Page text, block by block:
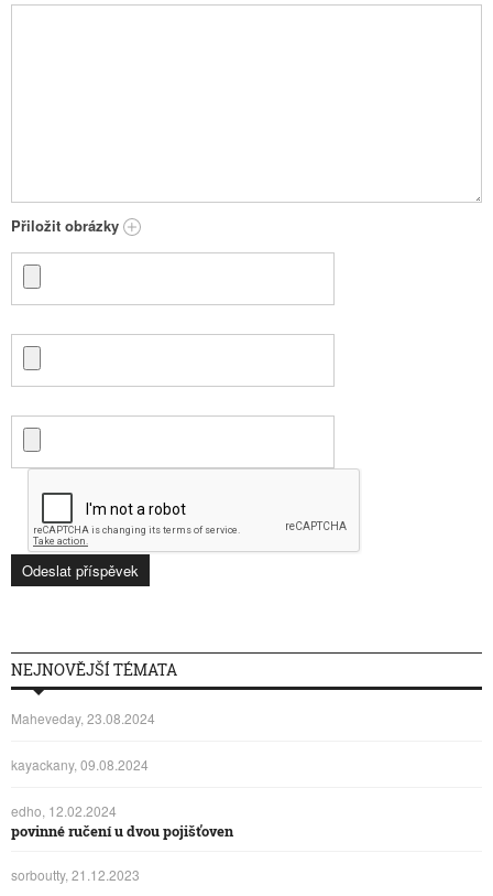
Přiložit obrázky
NEJNOVĚJŠÍ TÉMATA
Maheveday, 23.08.2024
kayackany, 09.08.2024
edho, 12.02.2024
povinné ručení u dvou pojišťoven
sorboutty, 21.12.2023